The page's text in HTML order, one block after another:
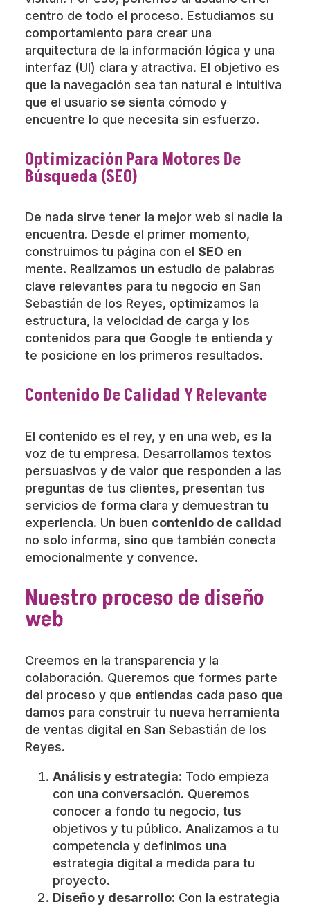
centro de todo el proceso. Estudiamos su
comportamiento para crear una
arquitectura de la información lógica y una
interfaz (UI) clara y atractiva. El objetivo es
que la navegación sea tan natural e intuitiva
que el usuario se sienta cómodo y
encuentre lo que necesita sin esfuerzo.
Optimización Para Motores De
Búsqueda (SEO)
De nada sirve tener la mejor web si nadie la
encuentra. Desde el primer momento,
construimos tu página con el SEO en
mente. Realizamos un estudio de palabras
clave relevantes para tu negocio en San
Sebastián de los Reyes, optimizamos la
estructura, la velocidad de carga y los
contenidos para que Google te entienda y
te posicione en los primeros resultados.
Contenido De Calidad Y Relevante
El contenido es el rey, y en una web, es la
voz de tu empresa. Desarrollamos textos
persuasivos y de valor que responden a las
preguntas de tus clientes, presentan tus
servicios de forma clara y demuestran tu
experiencia. Un buen contenido de calidad
no solo informa, sino que también conecta
emocionalmente y convence.
Nuestro proceso de diseño
web
Creemos en la transparencia y la
colaboración. Queremos que formes parte
del proceso y que entiendas cada paso que
damos para construir tu nueva herramienta
de ventas digital en San Sebastián de los
Reyes.
Análisis y estrategia: Todo empieza
con una conversación. Queremos
conocer a fondo tu negocio, tus
objetivos y tu público. Analizamos a tu
competencia y definimos una
estrategia digital a medida para tu
proyecto.
Diseño y desarrollo: Con la estrategia